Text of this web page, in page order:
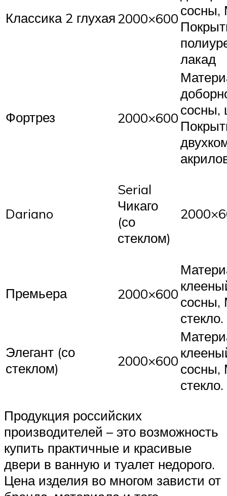
Классика 2 глухая2000×600
лакад
Фортрез 2000×600сосны,
Dariano
Serial
Чикаго
(со
стеклом)
Премьера 2000×600
стекло.
Элегант (со
стеклом)
2000×600
стекло.
Продукция российских
производителей – это возможность
купить практичные и красивые
двери в ванную и туалет недорого.
Цена изделия во многом зависти от